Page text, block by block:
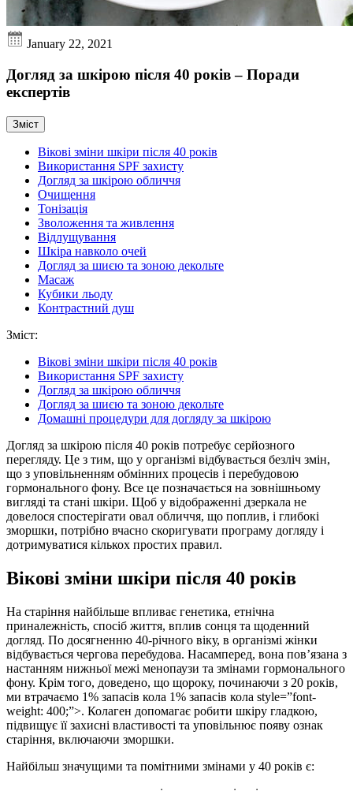
January 22, 2021
Догляд за шкірою після 40 років – Поради
експертів
Зміст
Вікові зміни шкіри після 40 років
Використання SPF захисту
Догляд за шкірою обличчя
Очищення
Тонізація
Зволоження та живлення
Відлущування
Шкіра навколо очей
Догляд за шиєю та зоною декольте
Масаж
Кубики льоду
Контрастний душ
Зміст:
Вікові зміни шкіри після 40 років
Використання SPF захисту
Догляд за шкірою обличчя
Догляд за шиєю та зоною декольте
Домашні процедури для догляду за шкірою
Догляд за шкірою після 40 років потребує серйозного
перегляду. Це з тим, що у організмі відбувається безліч змін,
що з уповільненням обмінних процесів і перебудовою
гормонального фону. Все це позначається на зовнішньому
вигляді та стані шкіри. Щоб у відображенні дзеркала не
довелося спостерігати овал обличчя, що поплив, і глибокі
зморшки, потрібно вчасно скоригувати програму догляду і
дотримуватися кількох простих правил.
Вікові зміни шкіри після 40 років
На старіння найбільше впливає генетика, етнічна
приналежність, спосіб життя, вплив сонця та щоденний
догляд. По досягненню 40-річного віку, в організмі жінки
відбувається чергова перебудова. Насамперед, вона пов’язана з
настанням нижньої межі менопаузи та змінами гормонального
фону. Крім того, доведено, що щороку, починаючи з 20 років,
ми втрачаємо 1% запасів кола 1% запасів кола style=”font-
weight: 400;”>. Колаген допомагає робити шкіру гладкою,
підвищує її захисні властивості та уповільнює появу ознак
старіння, включаючи зморшки.
Найбільш значущими та помітними змінами у 40 років є: